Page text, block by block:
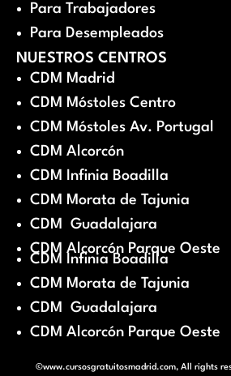
Para Trabajadores
Para Desempleados
NUESTROS CENTROS
CDM Madrid
CDM Móstoles Centro
CDM Móstoles Av. Portugal
CDM Alcorcón
CDM Infinia Boadilla
CDM Morata de Tajunia
CDM Guadalajara
CDM Alcorcón Parque Oeste
CDM Infinia Boadilla
CDM Morata de Tajunia
CDM Guadalajara
CDM Alcorcón Parque Oeste
©www.cursosgratuitosmadrid.com, All rights